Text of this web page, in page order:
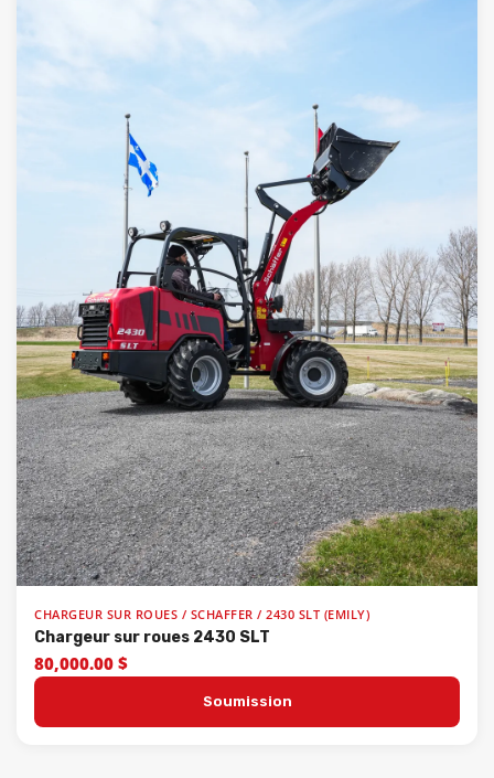
CHARGEUR SUR ROUES / SCHAFFER / 2430 SLT (EMILY)
Chargeur sur roues 2430 SLT
80,000.00 $
Soumission